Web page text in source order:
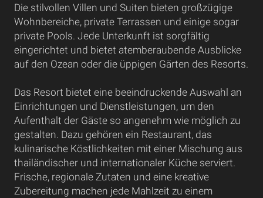
Die stilvollen Villen und Suiten bieten großzügige
Wohnbereiche, private Terrassen und einige sogar
private Pools. Jede Unterkunft ist sorgfältig
eingerichtet und bietet atemberaubende Ausblicke
auf den Ozean oder die üppigen Gärten des Resorts.
Das Resort bietet eine beeindruckende Auswahl an
Einrichtungen und Dienstleistungen, um den
Aufenthalt der Gäste so angenehm wie möglich zu
gestalten. Dazu gehören ein Restaurant, das
kulinarische Köstlichkeiten mit einer Mischung aus
thailändischer und internationaler Küche serviert.
Frische, regionale Zutaten und eine kreative
Zubereitung machen jede Mahlzeit zu einem